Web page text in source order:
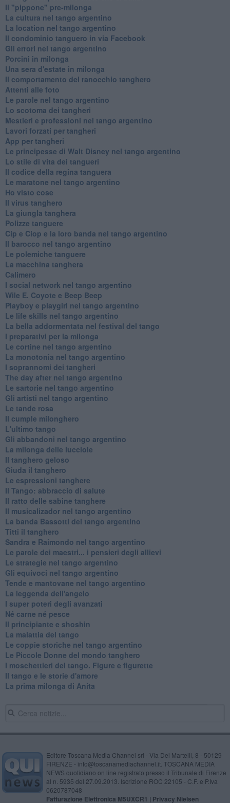
Il "pippone" pre-milonga
La cultura nel tango argentino
La location nel tango argentino
Il condominio tanguero in via Facebook
Gli errori nel tango argentino
Porcini in milonga
Una sera d'estate in milonga
Il comportamento del ranocchio tanghero
Attenti alle foto
Le parole nel tango argentino
Lo scotoma dei tangheri
Mestieri e professioni nel tango argentino
Lavori forzati per tangheri
App per tangheri
Le principesse di Walt Disney nel tango argentino
Lo stile di vita dei tangueri
Il codice della regina tanguera
Le maratone nel tango argentino
Ho visto cose
Il virus tanghero
La giungla tanghera
Polizze tanguere
Cip e Ciop e la loro banda nel tango argentino
Il barocco nel tango argentino
Le polemiche tanguere
La macchina tanghera
Calimero
​I social network nel tango argentino
Wile E. Coyote e Beep Beep
Playboy e playgirl nel tango argentino
Le life skills nel tango argentino
La bella addormentata nel festival del tango
I preparativi per la milonga
Le cortine nel tango argentino
La monotonia nel tango argentino
I soprannomi dei tangheri
The day after nel tango argentino
Le sartorie nel tango argentino
Gli artisti nel tango argentino
Le tande rosa
Il cumple milonghero
L'ultimo tango
Gli abbandoni nel tango argentino
La milonga delle lucciole
Il tanghero geloso
Giuda il tanghero
Le espressioni tanghere
Il Tango: abbraccio di salute
Il ratto delle sabine tanghere
Il musicalizador nel tango argentino
La banda Bassotti del tango argentino
Titti il tanghero
Sandra e Raimondo nel tango argentino
Le parole dei maestri... i pensieri degli allievi
Le strategie nel tango argentino
Gli equivoci nel tango argentino
Tende e mantovane nel tango argentino
La leggenda dell'angelo
I super poteri degli avanzati
​Né carne né pesce
Il principiante e shoshin
La malattia del tango
Le coppie storiche nel tango argentino
​Le Piccole Donne del mondo tanghero
I moschettieri del tango. Figure e figurette
Il tango e le storie d'amore
​La prima milonga di Anita
Editore Toscana Media Channel srl - Via Dei Martelli, 8 - 50129
FIRENZE - info@toscanamediachannel.it. TOSCANA MEDIA
NEWS quotidiano on line registrato presso il Tribunale di Firenze
al n. 5935 del 27.09.2013. Iscrizione ROC 22105 - C.F. e P.Iva
0620787048
Fatturazione Elettronica M5UXCR1 | Privacy Nielsen